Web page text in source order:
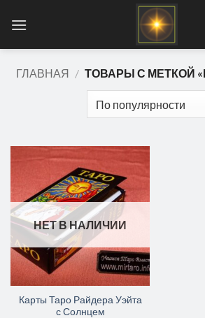
ГЛАВНАЯ / ТОВАРЫ С МЕТКОЙ
НЕТ В НАЛИЧИИ
Карты Таро Райдера Уэйта
с Солнцем